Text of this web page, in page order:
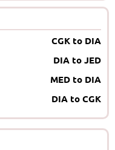
CGK to DIA
DIA to JED
MED to DIA
DIA to CGK